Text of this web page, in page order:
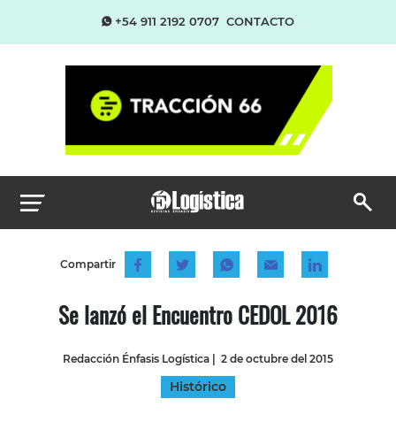
+54 911 2192 0707 CONTACTO
Compartir
Se lanzó el Encuentro CEDOL 2016
Redacción Énfasis Logística | 2 de octubre del 2015
Histórico